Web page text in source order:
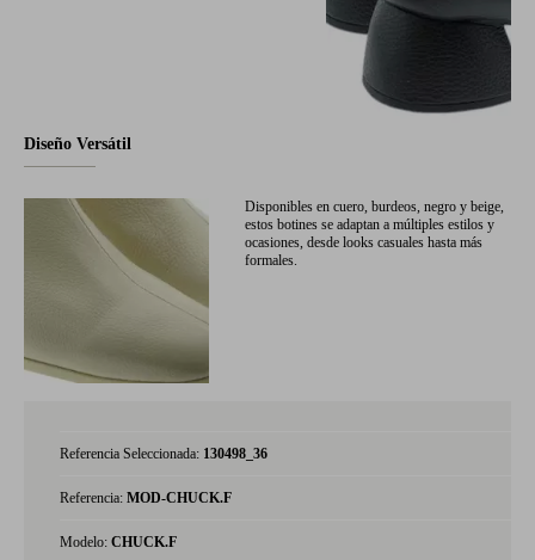
Diseño Versátil
Disponibles en cuero, burdeos, negro y beige,
estos botines se adaptan a múltiples estilos y
ocasiones, desde looks casuales hasta más
formales.
Referencia Seleccionada: 130498_36
Referencia: MOD-CHUCK.F
Modelo: CHUCK.F